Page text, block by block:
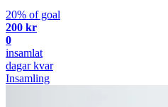
20% of goal
200 kr
0
insamlat
dagar kvar
Insamling